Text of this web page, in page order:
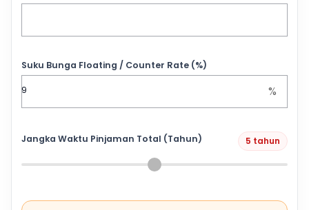
Suku Bunga Floating / Counter Rate (%)
%
Jangka Waktu Pinjaman Total (Tahun) 5 tahun